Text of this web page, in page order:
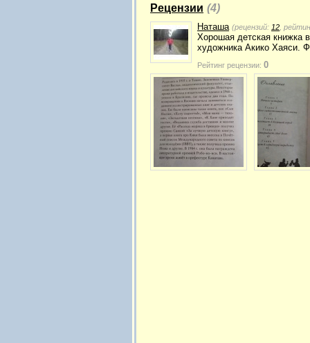
Рецензии (4)
Наташа (рецензий: 12 ,
Хорошая детская книжка
художника Акико Хаяси.
Рейтинг рецензии: 0